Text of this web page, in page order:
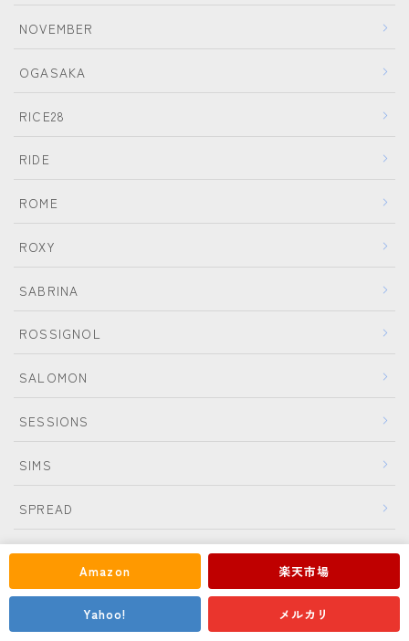
Amazon 楽天市場
Yahoo! メルカリ
NOVEMBER
OGASAKA
RICE28
RIDE
ROME
ROXY
SABRINA
ROSSIGNOL
SALOMON
SESSIONS
SIMS
SPREAD
WRXsb
YES.